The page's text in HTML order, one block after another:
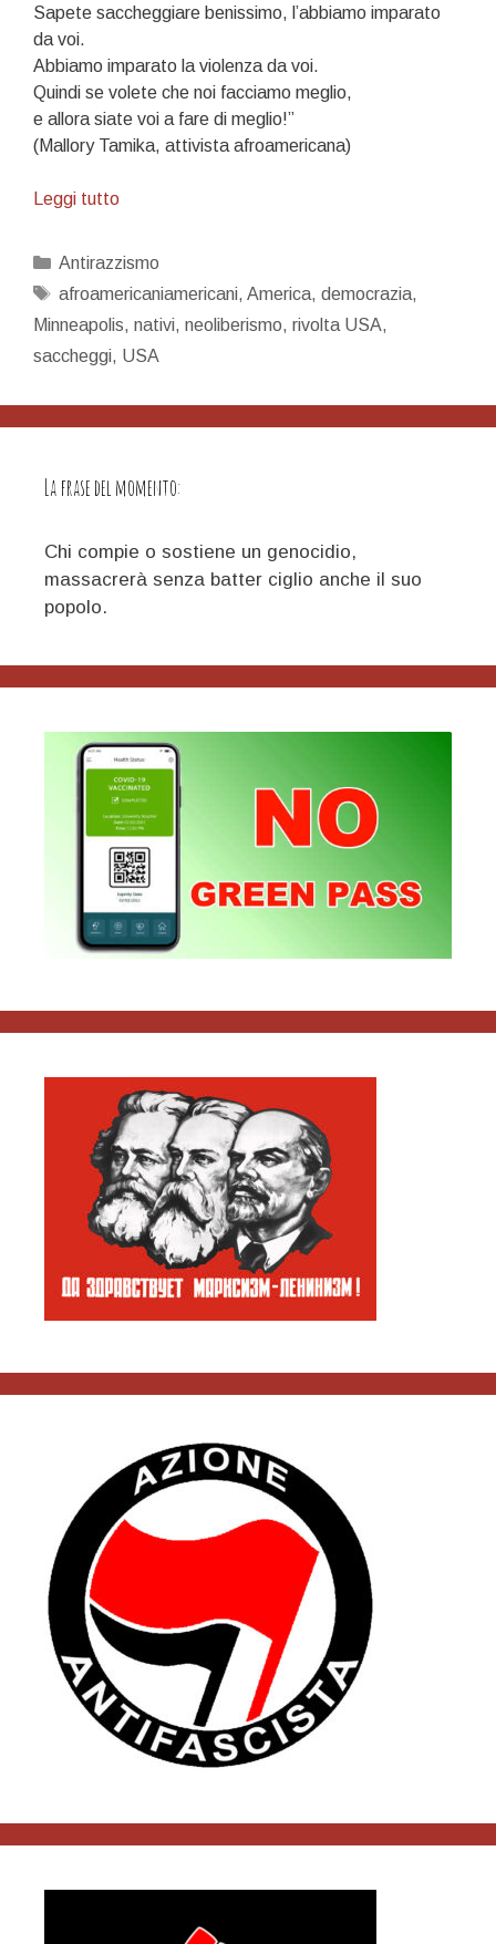
Sapete saccheggiare benissimo, l’abbiamo imparato
da voi.
Abbiamo imparato la violenza da voi.
Quindi se volete che noi facciamo meglio,
e allora siate voi a fare di meglio!”
(Mallory Tamika, attivista afroamericana)
Leggi tuttoChi
Categorie
Antirazzismo
Tag
afroamericaniamericani, America, democrazia,
Minneapolis, nativi, neoliberismo, rivolta USA,
saccheggi, USA
La frase del momento:
Chi compie o sostiene un genocidio,
massacrerà senza batter ciglio anche il suo
popolo.